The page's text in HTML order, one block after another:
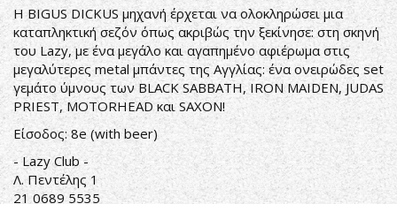
Η BIGUS DICKUS μηχανή έρχεται να ολοκληρώσει μια
καταπληκτική σεζόν όπως ακριβώς την ξεκίνησε: στη σκηνή
του Lazy, με ένα μεγάλο και αγαπημένο αφιέρωμα στις
μεγαλύτερες metal μπάντες της Αγγλίας: ένα ονειρώδες set
γεμάτο ύμνους των BLACK SABBATH, IRON MAIDEN, JUDAS
PRIEST, MOTORHEAD και SAXON!
Είσοδος: 8e (with beer)
- Lazy Club -
Λ. Πεντέλης 1
21 0689 5535